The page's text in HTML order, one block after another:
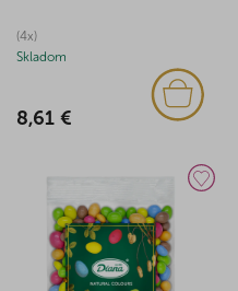
(4x)
Skladom
8,61 €